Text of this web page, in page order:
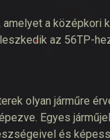
amelyet a
az 56TP-
olyan járműre
Egyes
és